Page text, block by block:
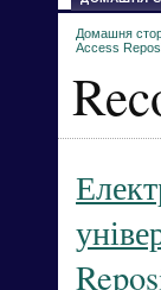
Домашня
Access